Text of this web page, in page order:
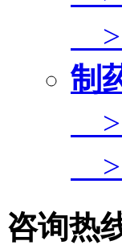
>
制
>
>
咨询热